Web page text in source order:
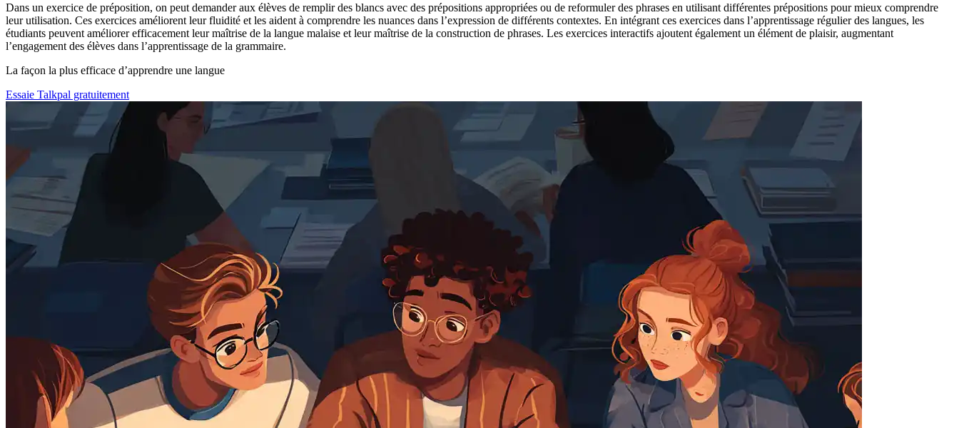
Dans un exercice de préposition, on peut demander aux élèves de remplir des blancs avec des prépositions appropriées ou de reformuler des phrases en utilisant différentes prépositions pour mieux comprendre
leur utilisation. Ces exercices améliorent leur fluidité et les aident à comprendre les nuances dans l’expression de différents contextes. En intégrant ces exercices dans l’apprentissage régulier des langues, les
étudiants peuvent améliorer efficacement leur maîtrise de la langue malaise et leur maîtrise de la construction de phrases. Les exercices interactifs ajoutent également un élément de plaisir, augmentant
l’engagement des élèves dans l’apprentissage de la grammaire.
La façon la plus efficace d’apprendre une langue
Essaie Talkpal gratuitement